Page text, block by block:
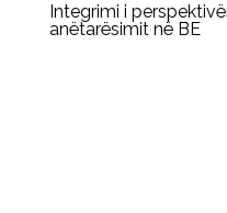
Integrimi i
anëtarësimit në BE